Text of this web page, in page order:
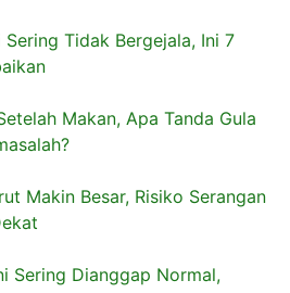
Tidak Bergejala, Ini 7
Makan, Apa Tanda Gula
Makin Besar, Risiko Serangan
Sering Dianggap Normal,